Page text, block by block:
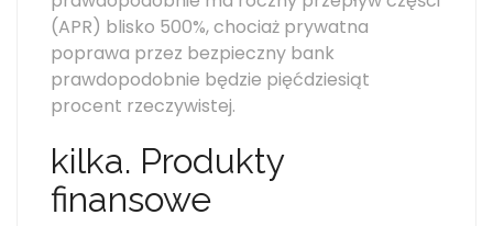
(APR) blisko 500%, chociaż prywatna
poprawa przez bezpieczny bank
prawdopodobnie będzie pięćdziesiąt
procent rzeczywistej.
kilka. Produkty
finansowe